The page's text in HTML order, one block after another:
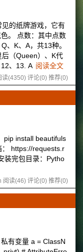
的纸牌游戏，它有
。 点数：其中点数
、K、A，共13种。
（Queen）、K代
、13. A 阅读全文
读(4350) 评论(0) 推荐(0)
pip install beautifuls
https://requests.r
装完包目录：Pytho
阅读(46) 评论(0) 推荐(0)
有变量 a = ClassN